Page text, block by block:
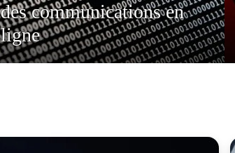
nouvelle polémique en
ligne